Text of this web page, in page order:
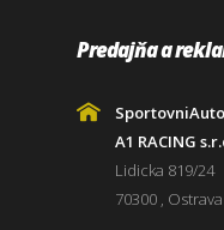
Predajňa a
A1 RACING
Lidicka 819/24
70300 , Ostrava